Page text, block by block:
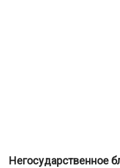
Негосударственное